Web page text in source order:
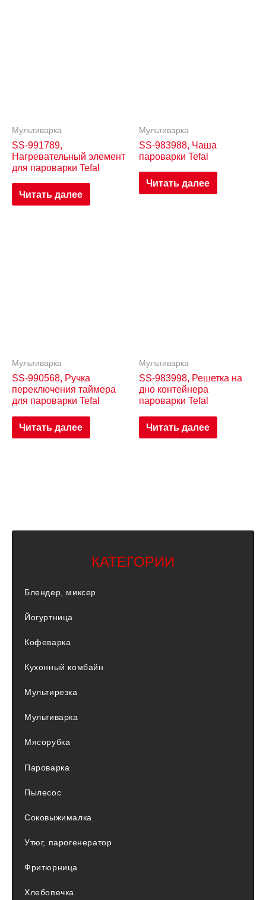
Мультиварка
SS-991789,
Нагревательный элемент
для пароварки Tefal
Читать далее
Мультиварка
SS-983988, Чаша
пароварки Tefal
Читать далее
Мультиварка
SS-990568, Ручка
переключения таймера
для пароварки Tefal
Читать далее
Мультиварка
SS-983998, Решетка на
дно контейнера
пароварки Tefal
Читать далее
КАТЕГОРИИ
Блендер, миксер
Йогуртница
Кофеварка
Кухонный комбайн
Мультирезка
Мультиварка
Мясорубка
Пароварка
Пылесос
Соковыжималка
Утюг, парогенератор
Фритюрница
Хлебопечка